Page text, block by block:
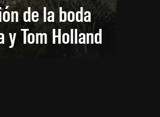
de la boda
y Tom Holland